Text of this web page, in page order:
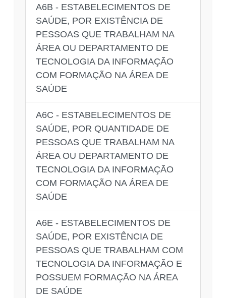
A6B - ESTABELECIMENTOS DE
SAÚDE, POR EXISTÊNCIA DE
PESSOAS QUE TRABALHAM NA
ÁREA OU DEPARTAMENTO DE
TECNOLOGIA DA INFORMAÇÃO
COM FORMAÇÃO NA ÁREA DE
SAÚDE
A6C - ESTABELECIMENTOS DE
SAÚDE, POR QUANTIDADE DE
PESSOAS QUE TRABALHAM NA
ÁREA OU DEPARTAMENTO DE
TECNOLOGIA DA INFORMAÇÃO
COM FORMAÇÃO NA ÁREA DE
SAÚDE
A6E - ESTABELECIMENTOS DE
SAÚDE, POR EXISTÊNCIA DE
PESSOAS QUE TRABALHAM COM
TECNOLOGIA DA INFORMAÇÃO E
POSSUEM FORMAÇÃO NA ÁREA
DE SAÚDE